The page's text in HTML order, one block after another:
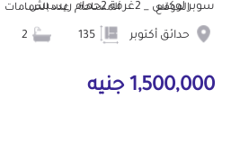
سوبر لوكس _ 2غرفة 2حمام ريسبش...
الموقع
حدائق أكتوبر
المساحة عدد الحمامات
1,500,000 جنيه